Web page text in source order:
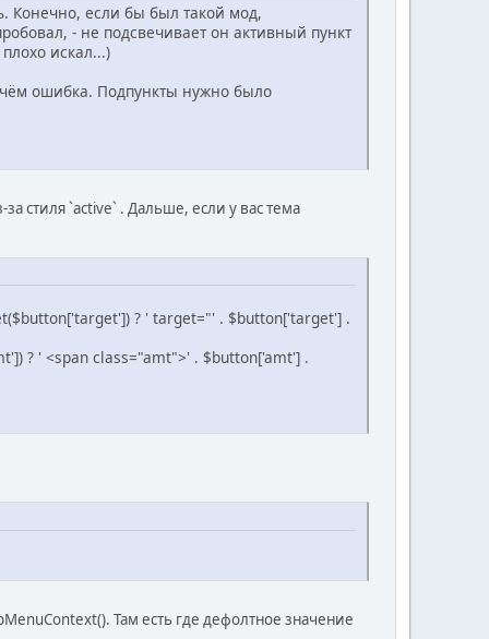
Конечно, если бы был такой мод,
- не подсвечивает он активный пункт
искал...)
ошибка. Подпункты нужно было
стиля `active` . Дальше, если у вас тема
? ' target="' . $button['target'] .
<span class="amt">' . $button['amt'] .
Там есть где дефолтное значение